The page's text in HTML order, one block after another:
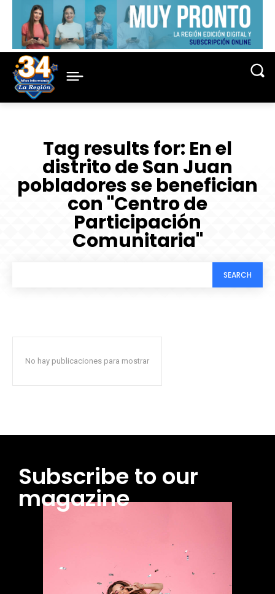
Tag results for: En el
distrito de San Juan
pobladores se benefician
con "Centro de
Participación
Comunitaria"
SEARCH
No hay publicaciones para mostrar
Subscribe to our
magazine